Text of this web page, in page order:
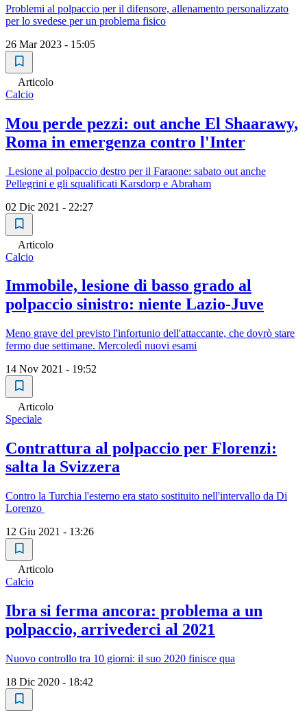
Problemi al polpaccio per il difensore, allenamento personalizzato
per lo svedese per un problema fisico
26 Mar 2023 - 15:05
Articolo
Calcio
Mou perde pezzi: out anche El Shaarawy,
Roma in emergenza contro l'Inter
Lesione al polpaccio destro per il Faraone: sabato out anche
Pellegrini e gli squalificati Karsdorp e Abraham
02 Dic 2021 - 22:27
Articolo
Calcio
Immobile, lesione di basso grado al
polpaccio sinistro: niente Lazio-Juve
Meno grave del previsto l'infortunio dell'attaccante, che dovrò stare
fermo due settimane. Mercoledì nuovi esami
14 Nov 2021 - 19:52
Articolo
Speciale
Contrattura al polpaccio per Florenzi:
salta la Svizzera
Contro la Turchia l'esterno era stato sostituito nell'intervallo da Di
Lorenzo
12 Giu 2021 - 13:26
Articolo
Calcio
Ibra si ferma ancora: problema a un
polpaccio, arrivederci al 2021
Nuovo controllo tra 10 giorni: il suo 2020 finisce qua
18 Dic 2020 - 18:42